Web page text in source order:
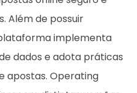
Além de possuir
implementa
dados e adota práticas
apostas. Operating